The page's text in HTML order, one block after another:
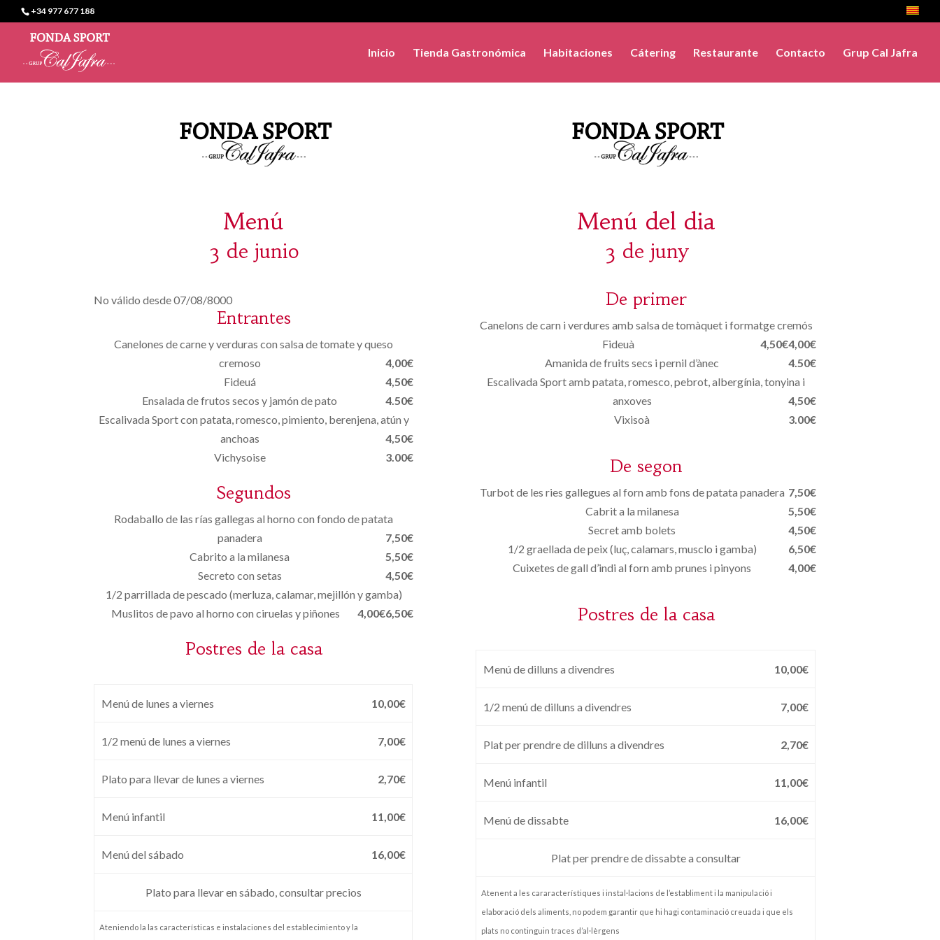
+34 977 677 188
Inicio Tienda Gastronómica Habitaciones Cátering Restaurante Contacto Grup Cal Jafra
Menú
3 de junio
No válido desde 07/08/8000
Entrantes
Canelones de carne y verduras con salsa de tomate y queso
cremoso
4,00€
Fideuá
4,50€
Ensalada de frutos secos y jamón de pato
4.50€
Escalivada Sport con patata, romesco, pimiento, berenjena, atún y
anchoas
4,50€
Vichysoise
3.00€
Segundos
Rodaballo de las rías gallegas al horno con fondo de patata
panadera
7,50€
Cabrito a la milanesa
5,50€
Secreto con setas
4,50€
1/2 parrillada de pescado (merluza, calamar, mejillón y gamba)
6,50€
Muslitos de pavo al horno con ciruelas y piñones 4,00€
Postres de la casa
Menú de lunes a viernes 10,00€
1/2 menú de lunes a viernes 7,00€
Plato para llevar de lunes a viernes 2,70€
Menú infantil 11,00€
Menú del sábado 16,00€
Plato para llevar en sábado, consultar precios
Ateniendo la las características e instalaciones del establecimiento y la
Menú del dia
3 de juny
De primer
Canelons de carn i verdures amb salsa de tomàquet i formatge cremós
4,00€
Fideuà
4,50€
Amanida de fruits secs i pernil d’ànec
4.50€
Escalivada Sport amb patata, romesco, pebrot, albergínia, tonyina i
anxoves
4,50€
Vixisoà
3.00€
De segon
Turbot de les ries gallegues al forn amb fons de patata panadera 7,50€
Cabrit a la milanesa
5,50€
Secret amb bolets
4,50€
1/2 graellada de peix (luç, calamars, musclo i gamba)
6,50€
Cuixetes de gall d’indi al forn amb prunes i pinyons
4,00€
Postres de la casa
Menú de dilluns a divendres 10,00€
1/2 menú de dilluns a divendres 7,00€
Plat per prendre de dilluns a divendres 2,70€
Menú infantil 11,00€
Menú de dissabte 16,00€
Plat per prendre de dissabte a consultar
Atenent a les cararacterístiques i instal·lacions de l’establiment i la manipulació i
elaboració dels aliments, no podem garantir que hi hagi contaminació creuada i que els
plats no continguin traces d’al·lèrgens